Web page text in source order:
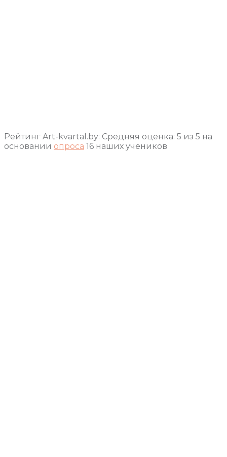
Рейтинг Art-kvartal.by: Средняя оценка: 5 из 5 на
основании опроса 16 наших учеников